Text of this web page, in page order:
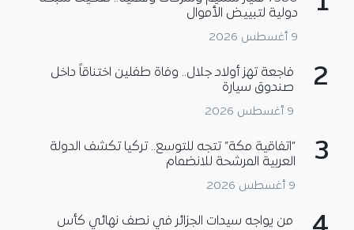
دولية لتبييض الأموال
9 أغسطس 2026
2
فاجعة تهز أولاد جلال.. وفاة طفلين اختناقاً داخل
صندوق سيارة
9 أغسطس 2026
3
“اتفاقية مكة” تتجه للتوسع.. تركيا تكشف الدولة
العربية المرشحة للانضمام
9 أغسطس 2026
من يواجه سيدات الجزائر في نصف نهائي كأس